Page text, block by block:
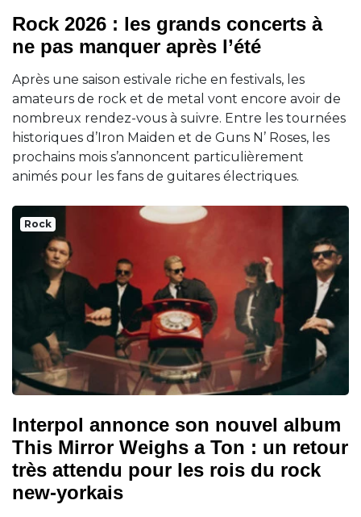
Rock 2026 : les grands concerts à
ne pas manquer après l’été
Après une saison estivale riche en festivals, les
amateurs de rock et de metal vont encore avoir de
nombreux rendez-vous à suivre. Entre les tournées
historiques d’Iron Maiden et de Guns N’ Roses, les
prochains mois s’annoncent particulièrement
animés pour les fans de guitares électriques.
Rock
Interpol annonce son nouvel album
This Mirror Weighs a Ton : un retour
très attendu pour les rois du rock
new-yorkais